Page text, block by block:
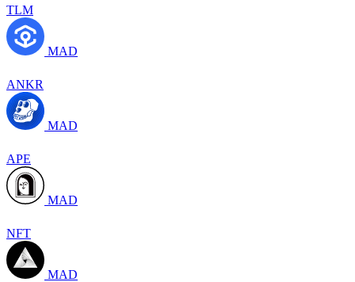
TLM
MAD
ANKR
MAD
APE
MAD
NFT
MAD